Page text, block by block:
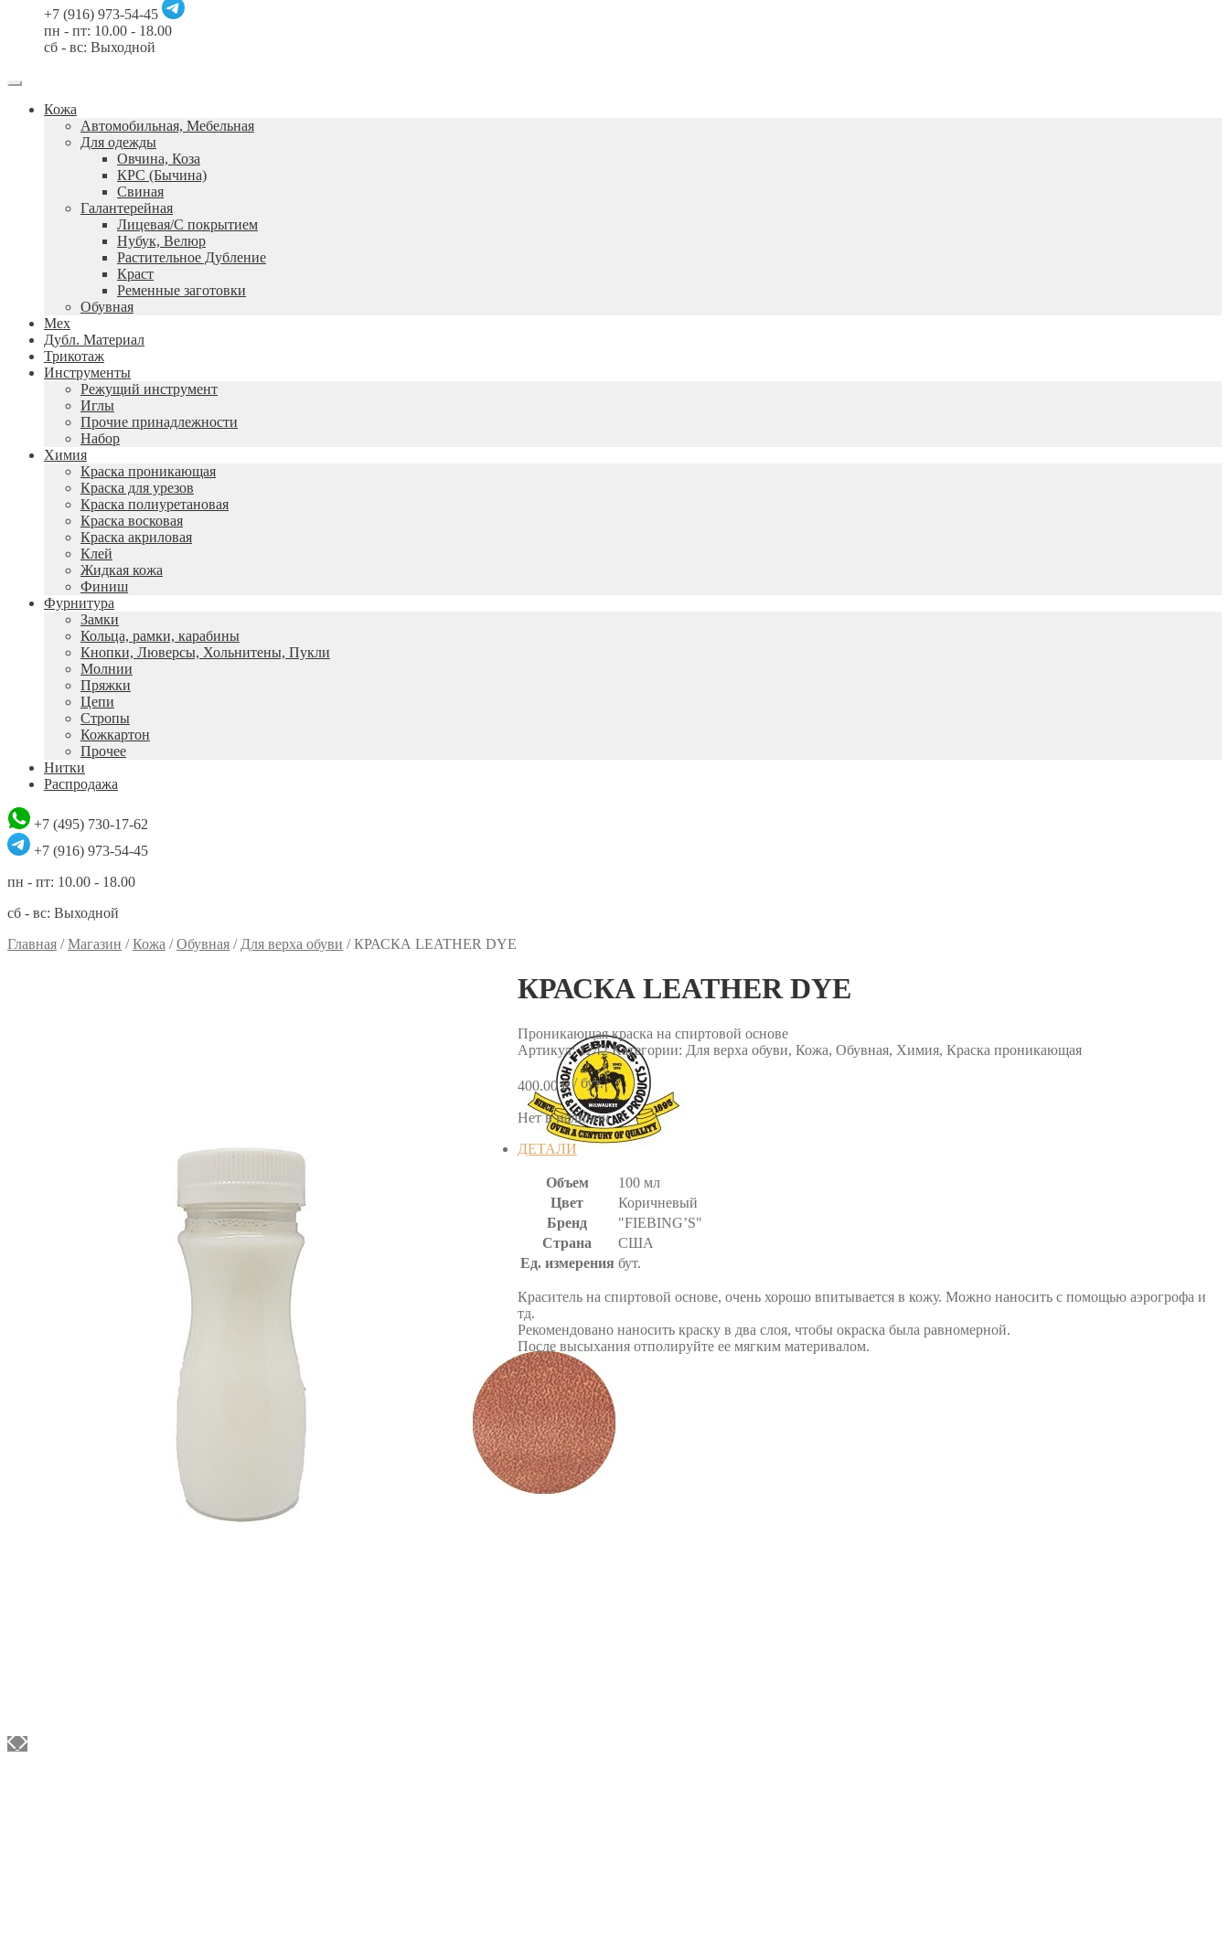
+7 (916) 973-54-45
пн - пт: 10.00 - 18.00
сб - вс: Выходной
Кожа
Автомобильная, Мебельная
Для одежды
Овчина, Коза
КРС (Бычина)
Свиная
Галантерейная
Лицевая/С покрытием
Нубук, Велюр
Растительное Дубление
Краст
Ременные заготовки
Обувная
Мех
Дубл. Материал
Трикотаж
Инструменты
Режущий инструмент
Иглы
Прочие принадлежности
Набор
Химия
Краска проникающая
Краска для урезов
Краска полиуретановая
Краска восковая
Краска акриловая
Клей
Жидкая кожа
Финиш
Фурнитура
Замки
Кольца, рамки, карабины
Кнопки, Люверсы, Хольнитены, Пукли
Молнии
Пряжки
Цепи
Стропы
Кожкартон
Прочее
Нитки
Распродажа
+7 (495) 730-17-62
+7 (916) 973-54-45
пн - пт: 10.00 - 18.00
сб - вс: Выходной
Главная /Магазин /Кожа /Обувная / Для верха обуви /КРАСКА LEATHER DYE
КРАСКА LEATHER DYE
Проникающая краска на спиртовой основе
Артикул:1242 Категории: Для верха обуви, Кожа, Обувная, Химия, Краска проникающая
400.00₽/ бут.
Нет в наличии
ДЕТАЛИ
Объем
100 мл
Цвет
Коричневый
Бренд
"FIEBING’S"
Страна
США
Ед. измерения бут.
Краситель на спиртовой основе, очень хорошо впитывается в кожу. Можно наносить с помощью аэрогрофа и
тд.
Рекомендовано наносить краску в два слоя, чтобы окраска была равномерной.
После высыхания отполируйте ее мягким материвалом.